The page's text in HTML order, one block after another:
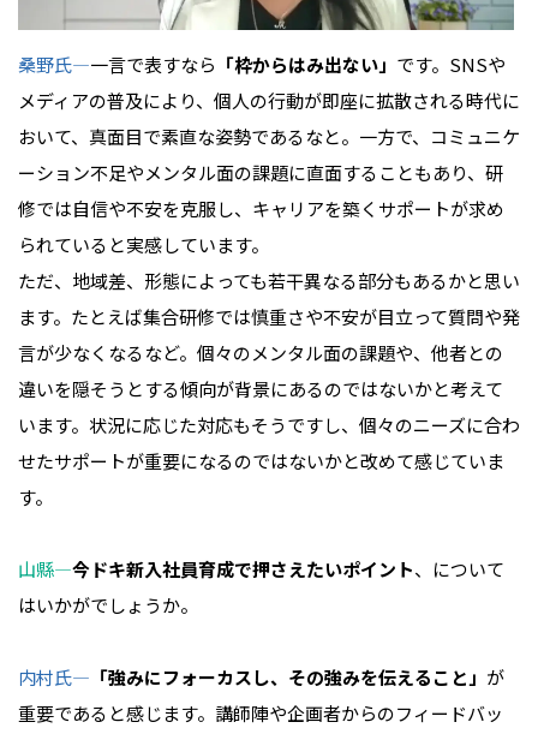
桑野氏―一言で表すなら 「枠からはみ出ない」 です。SNSや
メディアの普及により、個人の行動が即座に拡散される時代に
おいて、真面目で素直な姿勢であるなと。一方で、コミュニケ
ーション不足やメンタル面の課題に直面することもあり、研
修では自信や不安を克服し、キャリアを築くサポートが求め
られていると実感しています。
ただ、地域差、形態によっても若干異なる部分もあるかと思い
ます。たとえば集合研修では慎重さや不安が目立って質問や発
言が少なくなるなど。個々のメンタル面の課題や、他者との
違いを隠そうとする傾向が背景にあるのではないかと考えて
います。状況に応じた対応もそうですし、個々のニーズに合わ
せたサポートが重要になるのではないかと改めて感じていま
す。
山縣―今ドキ新入社員育成で押さえたいポイント、について
はいかがでしょうか。
内村氏― 「強みにフォーカスし、その強みを伝えること」 が
重要であると感じます。講師陣や企画者からのフィードバッ